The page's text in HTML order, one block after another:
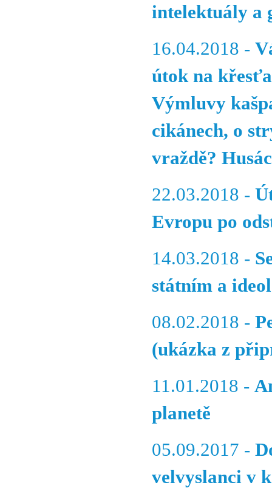
intelektuály a
16.04.2018 -
útok na
Výmluvy
cikánech, o
vraždě?
22.03.2018 -
Evropu po
14.03.2018 -
státním a
08.02.2018 -
(ukázka z
11.01.2018 -
planetě
05.09.2017 -
velvyslanci v